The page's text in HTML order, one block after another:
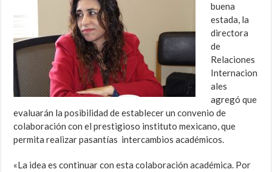
buena
estada, la
directora
de
Relaciones
Internacion
ales
agregó que
evaluarán la posibilidad de establecer un convenio de
colaboración con el prestigioso instituto mexicano, que
permita realizar pasantías intercambios académicos.
«La idea es continuar con esta colaboración académica. Por